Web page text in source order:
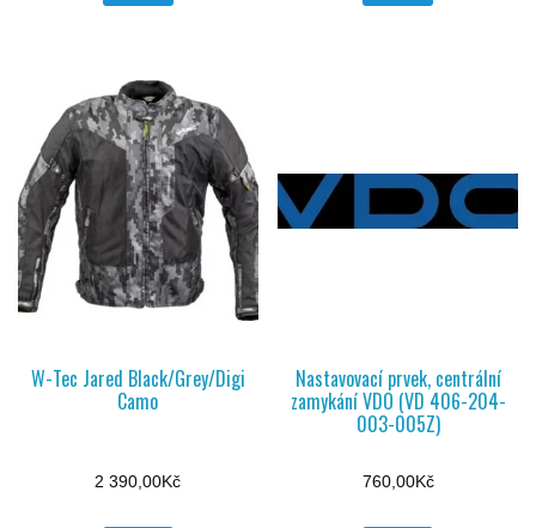
W-Tec Jared Black/Grey/Digi
Camo
2 390,00Kč
Nastavovací prvek, centrální
zamykání VDO (VD 406-204-
003-005Z)
760,00Kč